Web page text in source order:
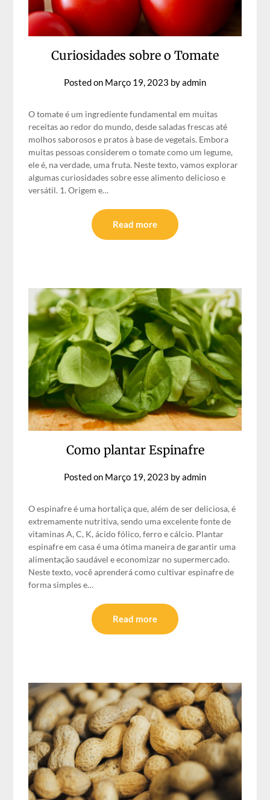
Curiosidades sobre o Tomate
Posted on Março 19, 2023 byadmin
O tomate é um ingrediente fundamental em muitas
receitas ao redor do mundo, desde saladas frescas até
molhos saborosos e pratos à base de vegetais. Embora
muitas pessoas considerem o tomate como um legume,
ele é, na verdade, uma fruta. Neste texto, vamos explorar
algumas curiosidades sobre esse alimento delicioso e
versátil. 1. Origem e…
Read more
Como plantar Espinafre
Posted on Março 19, 2023 byadmin
O espinafre é uma hortaliça que, além de ser deliciosa, é
extremamente nutritiva, sendo uma excelente fonte de
vitaminas A, C, K, ácido fólico, ferro e cálcio. Plantar
espinafre em casa é uma ótima maneira de garantir uma
alimentação saudável e economizar no supermercado.
Neste texto, você aprenderá como cultivar espinafre de
forma simples e…
Read more